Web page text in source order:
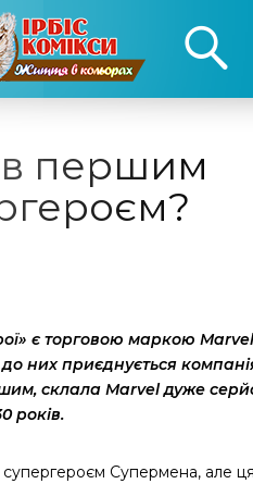
(050) 390-12-12
12-12
першим
є торговою маркою Marvel
до них приєднується
склала Marvelдуже
років.
Супермена, але